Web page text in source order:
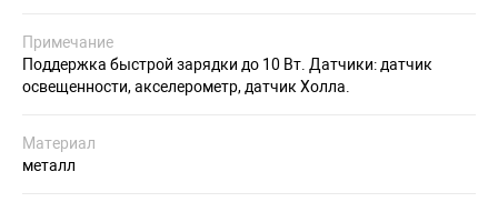
Примечание
Поддержка быстрой зарядки до 10 Вт. Датчики: датчик
освещенности, акселерометр, датчик Холла.
Материал
металл